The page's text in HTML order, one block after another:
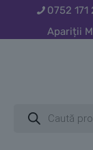
0752 171
Apariții
search